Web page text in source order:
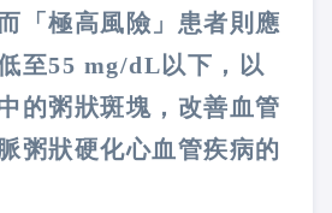
「極高風險」患者則應
至55 mg/dL以下，以
的粥狀斑塊，改善血管
粥狀硬化心血管疾病的